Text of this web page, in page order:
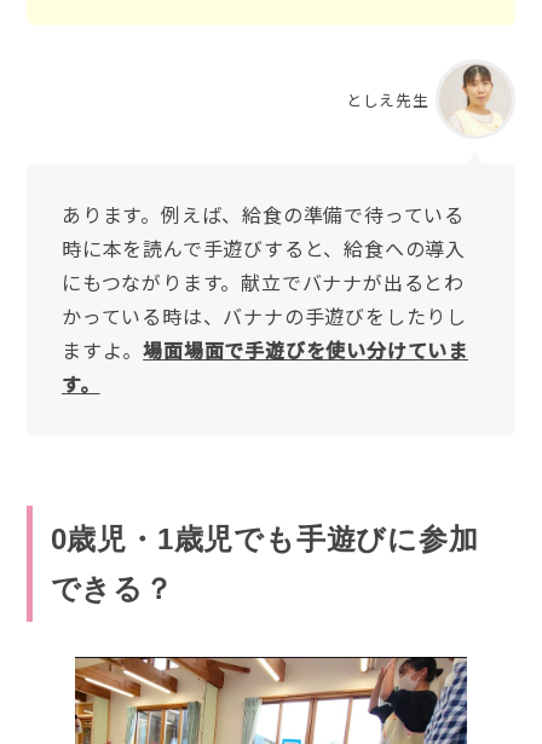
としえ先生
あります。例えば、給食の準備で待っている
時に本を読んで手遊びすると、給食への導入
にもつながります。献立でバナナが出るとわ
かっている時は、バナナの手遊びをしたりし
ますよ。場面場面で手遊びを使い分けていま
す。
0歳児・1歳児でも手遊びに参加
できる？